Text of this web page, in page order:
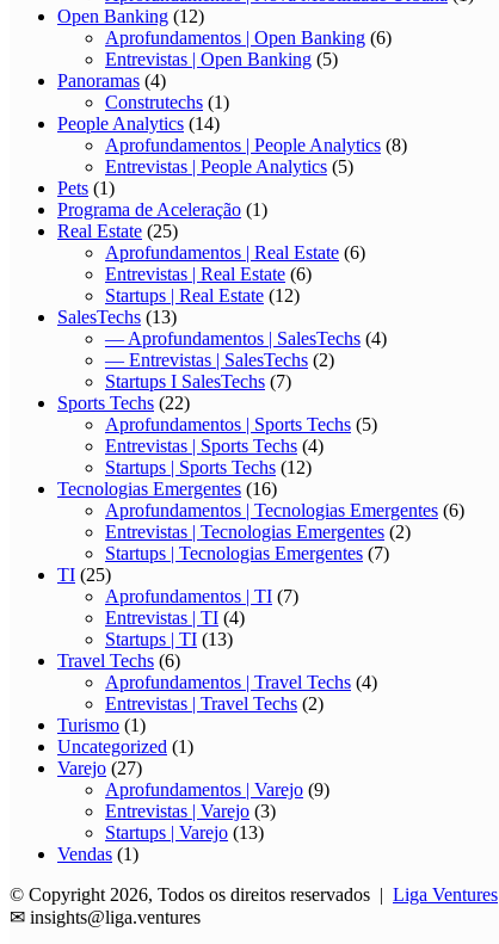
Open Banking (12)
Aprofundamentos | Open Banking (6)
Entrevistas | Open Banking (5)
Panoramas (4)
Construtechs (1)
People Analytics (14)
Aprofundamentos | People Analytics (8)
Entrevistas | People Analytics (5)
Pets (1)
Programa de Aceleração (1)
Real Estate (25)
Aprofundamentos | Real Estate (6)
Entrevistas | Real Estate (6)
Startups | Real Estate (12)
SalesTechs (13)
— Aprofundamentos | SalesTechs (4)
— Entrevistas | SalesTechs (2)
Startups I SalesTechs (7)
Sports Techs (22)
Aprofundamentos | Sports Techs (5)
Entrevistas | Sports Techs (4)
Startups | Sports Techs (12)
Tecnologias Emergentes (16)
Aprofundamentos | Tecnologias Emergentes (6)
Entrevistas | Tecnologias Emergentes (2)
Startups | Tecnologias Emergentes (7)
TI (25)
Aprofundamentos | TI (7)
Entrevistas | TI (4)
Startups | TI (13)
Travel Techs (6)
Aprofundamentos | Travel Techs (4)
Entrevistas | Travel Techs (2)
Turismo (1)
Uncategorized (1)
Varejo (27)
Aprofundamentos | Varejo (9)
Entrevistas | Varejo (3)
Startups | Varejo (13)
Vendas (1)
© Copyright 2026, Todos os direitos reservados | Liga Ventures
✉ insights@liga.ventures